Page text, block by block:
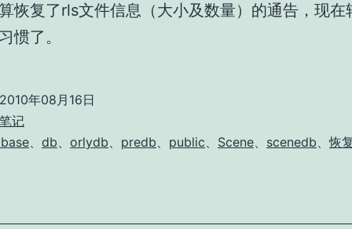
恢复了rls文件信息（大小及数量）的通告，现在
惯了。
2010年08月16日
记
、 db、 orlydb、 predb、 public、 Scene、 scenedb、恢复